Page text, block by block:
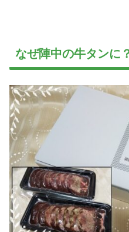
なぜ陣中の牛タンに